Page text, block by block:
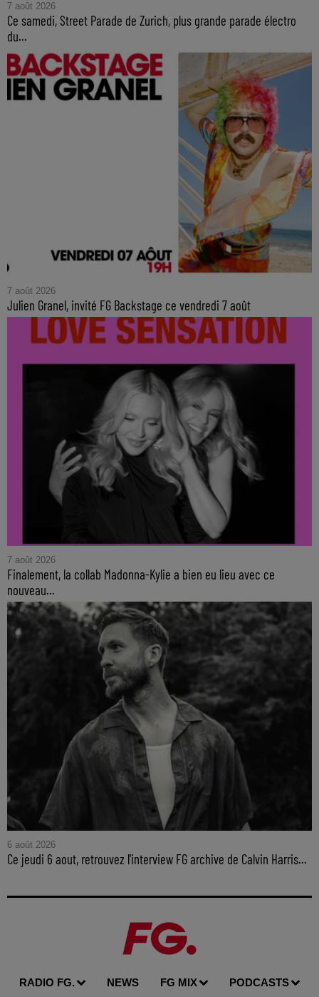
7 août 2026
Ce samedi, Street Parade de Zurich, plus grande parade électro
du...
7 août 2026
Julien Granel, invité FG Backstage ce vendredi 7 août
7 août 2026
Finalement, la collab Madonna-Kylie a bien eu lieu avec ce
nouveau...
6 août 2026
Ce jeudi 6 aout, retrouvez l'interview FG archive de Calvin Harris...
RADIO FG. NEWS FG MIX PODCASTS